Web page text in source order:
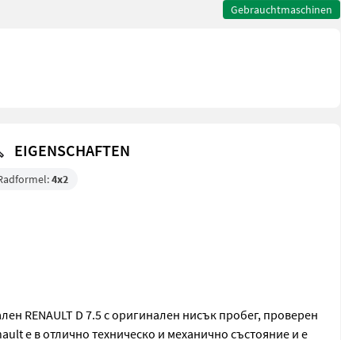
Gebrauchtmaschinen
EIGENSCHAFTEN
4x2
RENAULT D 7.5 с оригинален нисък пробег, проверен
е в отлично техническо и механично състояние и е